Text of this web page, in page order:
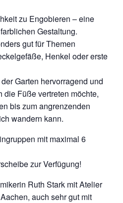
zu Engobieren – eine
Gestaltung.
gut für Themen
Henkel oder erste
Garten hervorragend und
Füße vertreten möchte,
bis zum angrenzenden
wandern kann.
mit maximal 6
zur Verfügung!
Ruth Stark mit Atelier
auch sehr gut mit